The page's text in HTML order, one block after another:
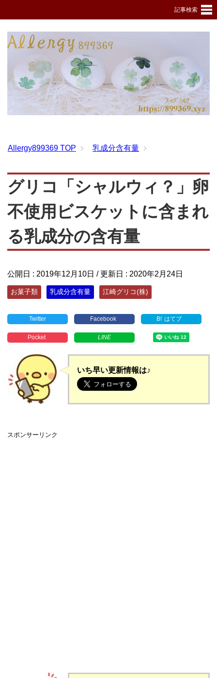
記事検索
Allergy899369 TOP 乳成分含有量
グリコ「シャルウィ？」卵
不使用ビスケットに含まれ
る乳成分の含有量
公開日 : 2019年12月10日 / 更新日 : 2020年2月24日
お菓子類 乳成分含有量 江崎グリコ(株)
Twitter Facebook B! はてブ
Pocket LINE
いち早い更新情報は♪
スポンサーリンク